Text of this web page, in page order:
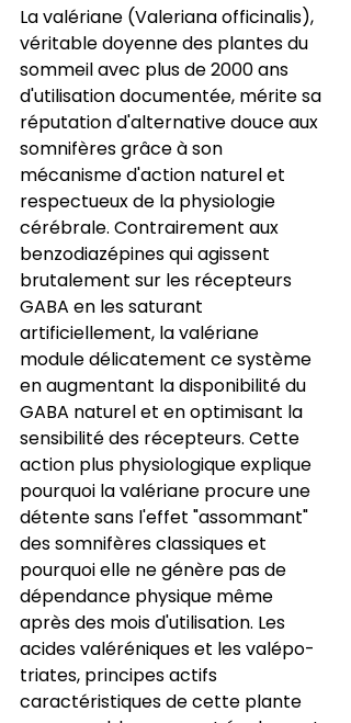
La valériane (Valeriana officinalis),
véritable doyenne des plantes du
sommeil avec plus de 2000 ans
d'utilisation documentée, mérite sa
réputation d'alternative douce aux
somnifères grâce à son
mécanisme d'action naturel et
respectueux de la physiologie
cérébrale. Contrairement aux
benzodiazépines qui agissent
brutalement sur les récepteurs
GABA en les saturant
artificiellement, la valériane
module délicatement ce système
en augmentant la disponibilité du
GABA naturel et en optimisant la
sensibilité des récepteurs. Cette
action plus physiologique explique
pourquoi la valériane procure une
détente sans l'effet "assommant"
des somnifères classiques et
pourquoi elle ne génère pas de
dépendance physique même
après des mois d'utilisation. Les
acides valéréniques et les valépo-
triates, principes actifs
caractéristiques de cette plante